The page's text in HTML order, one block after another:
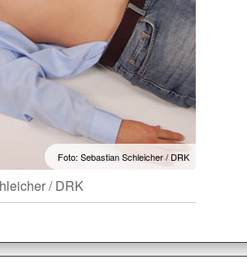
Foto: Sebastian Schleicher / DRK
/ DRK